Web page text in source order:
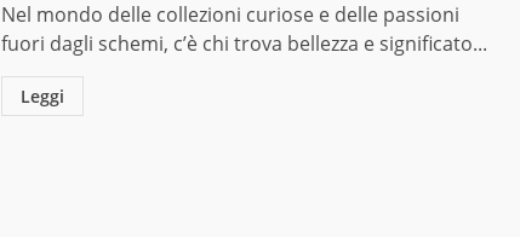
Nel mondo delle collezioni curiose e delle passioni
fuori dagli schemi, c’è chi trova bellezza e significato...
Leggi